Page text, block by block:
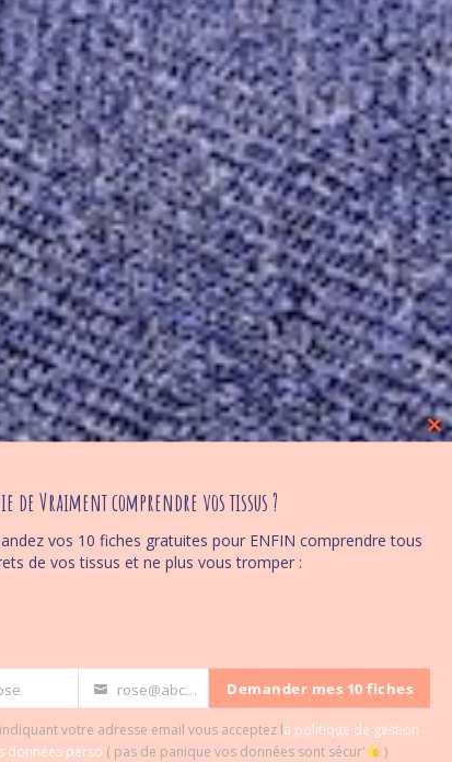
de Vraiment comprendre vos tissus ?
vos 10 fiches gratuites pour ENFIN comprendre tous
de vos tissus et ne plus vous tromper :
Your
rose@abc.com Demander mes 10 fiches
indiquant votre adresse email vous acceptez la politique de gestion
données perso ( pas de panique vos données sont sécur' )